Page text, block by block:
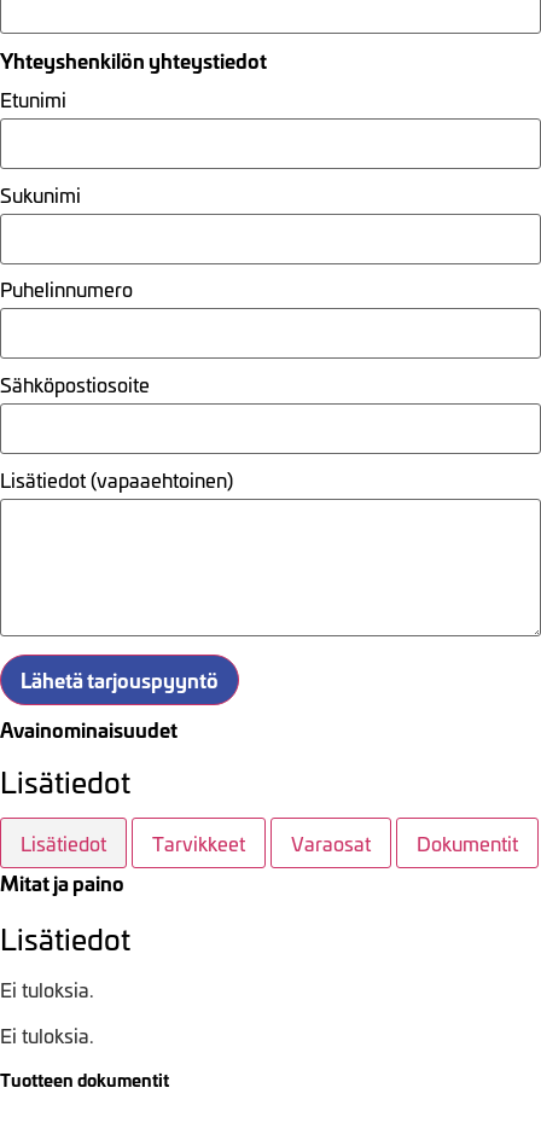
Yhteyshenkilön yhteystiedot
Etunimi
Sukunimi
Puhelinnumero
Sähköpostiosoite
Lisätiedot (vapaaehtoinen)
Lähetä tarjouspyyntö
Avainominaisuudet
Lisätiedot
Lisätiedot Tarvikkeet Varaosat Dokumentit
Mitat ja paino
Lisätiedot
Ei tuloksia.
Ei tuloksia.
Tuotteen dokumentit